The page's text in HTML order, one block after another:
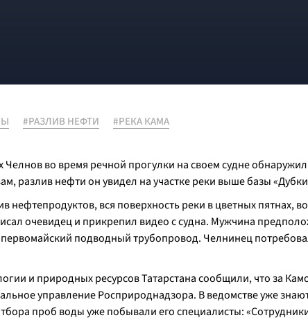
#РАЗЛИВ НЕФТИ #РЕКА КАМА
во время речной прогулки на своем судне
разлив нефти он увидел на участке реки выше базы
нефтепродуктов, вся поверхность реки в цветных пятнах,
очевидец и прикрепил видео с судна. Мужчина
подводный трубопровод. Челнинец
и природных ресурсов Татарстана сообщили, что за
управление Росприроднадзора. В ведомстве уже
проб воды уже побывали его специалисты: